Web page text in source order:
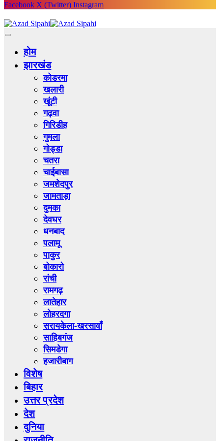
Facebook X (Twitter) Instagram
होम
झारखंड
कोडरमा
खलारी
खूंटी
गढ़वा
गिरिडीह
गुमला
गोड्डा
चतरा
चाईबासा
जमशेदपुर
जामताड़ा
दुमका
देवघर
धनबाद
पलामू
पाकुर
बोकारो
रांची
रामगढ़
लातेहार
लोहरदगा
सरायकेला-खरसावाँ
साहिबगंज
सिमडेगा
हजारीबाग
विशेष
बिहार
उत्तर प्रदेश
देश
दुनिया